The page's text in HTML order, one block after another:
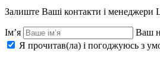
Залиште Ваші контакти і
Ім’я Ваш
Я прочитав(ла) і погоджуюсь з